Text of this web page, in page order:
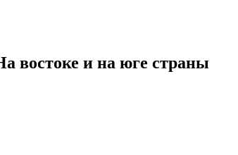
востоке и на юге страны